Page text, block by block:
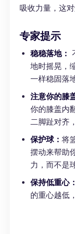
吸收力量，这
专家提示
稳稳落地：
地时摇晃，
一样稳固落
注意你的膝
你的膝盖内
二脚趾对齐
保护球： 将
摆动来帮助
力，而不是
保持低重心：
的重心越低